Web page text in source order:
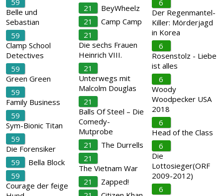
59
Belle und
Sebastian
59
Clamp School
Detectives
59
Green Green
59
Family Business
59
Sym-Bionic Titan
59
Die Forensiker
59
Bella Block
59
Courage der feige
21
BeyWheelz
21
Camp Camp
21
Die sechs Frauen
Heinrich VIII.
21
Unterwegs mit
Malcolm Douglas
21
Balls Of Steel – Die
Comedy-
Mutprobe
21
The Durrells
21
The Vietnam War
21
Zapped!
6
Der Regenmantel-
Killer: Mörderjagd
in Korea
6
Rosenstolz - Liebe
ist alles
6
Woody
Woodpecker USA
2018
6
Head of the Class
6
Die
Lottosieger(ORF
2009-2012)
6